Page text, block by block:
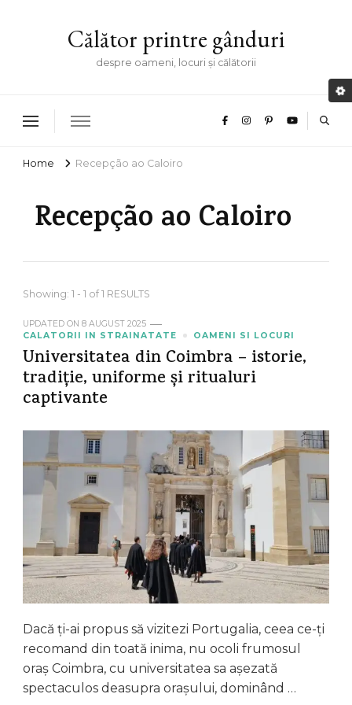
Călător printre gânduri
despre oameni, locuri și călătorii
Home Recepção ao Caloiro
Recepção ao Caloiro
Showing: 1 - 1 of 1 RESULTS
UPDATED ON 8 AUGUST 2025
CALATORII IN STRAINATATE
OAMENI SI LOCURI
Universitatea din Coimbra – istorie,
tradiție, uniforme și ritualuri
captivante
Dacă ți-ai propus să vizitezi Portugalia, ceea ce-ți
recomand din toată inima, nu ocoli frumosul
oraș Coimbra, cu universitatea sa așezată
spectaculos deasupra orașului, dominând …